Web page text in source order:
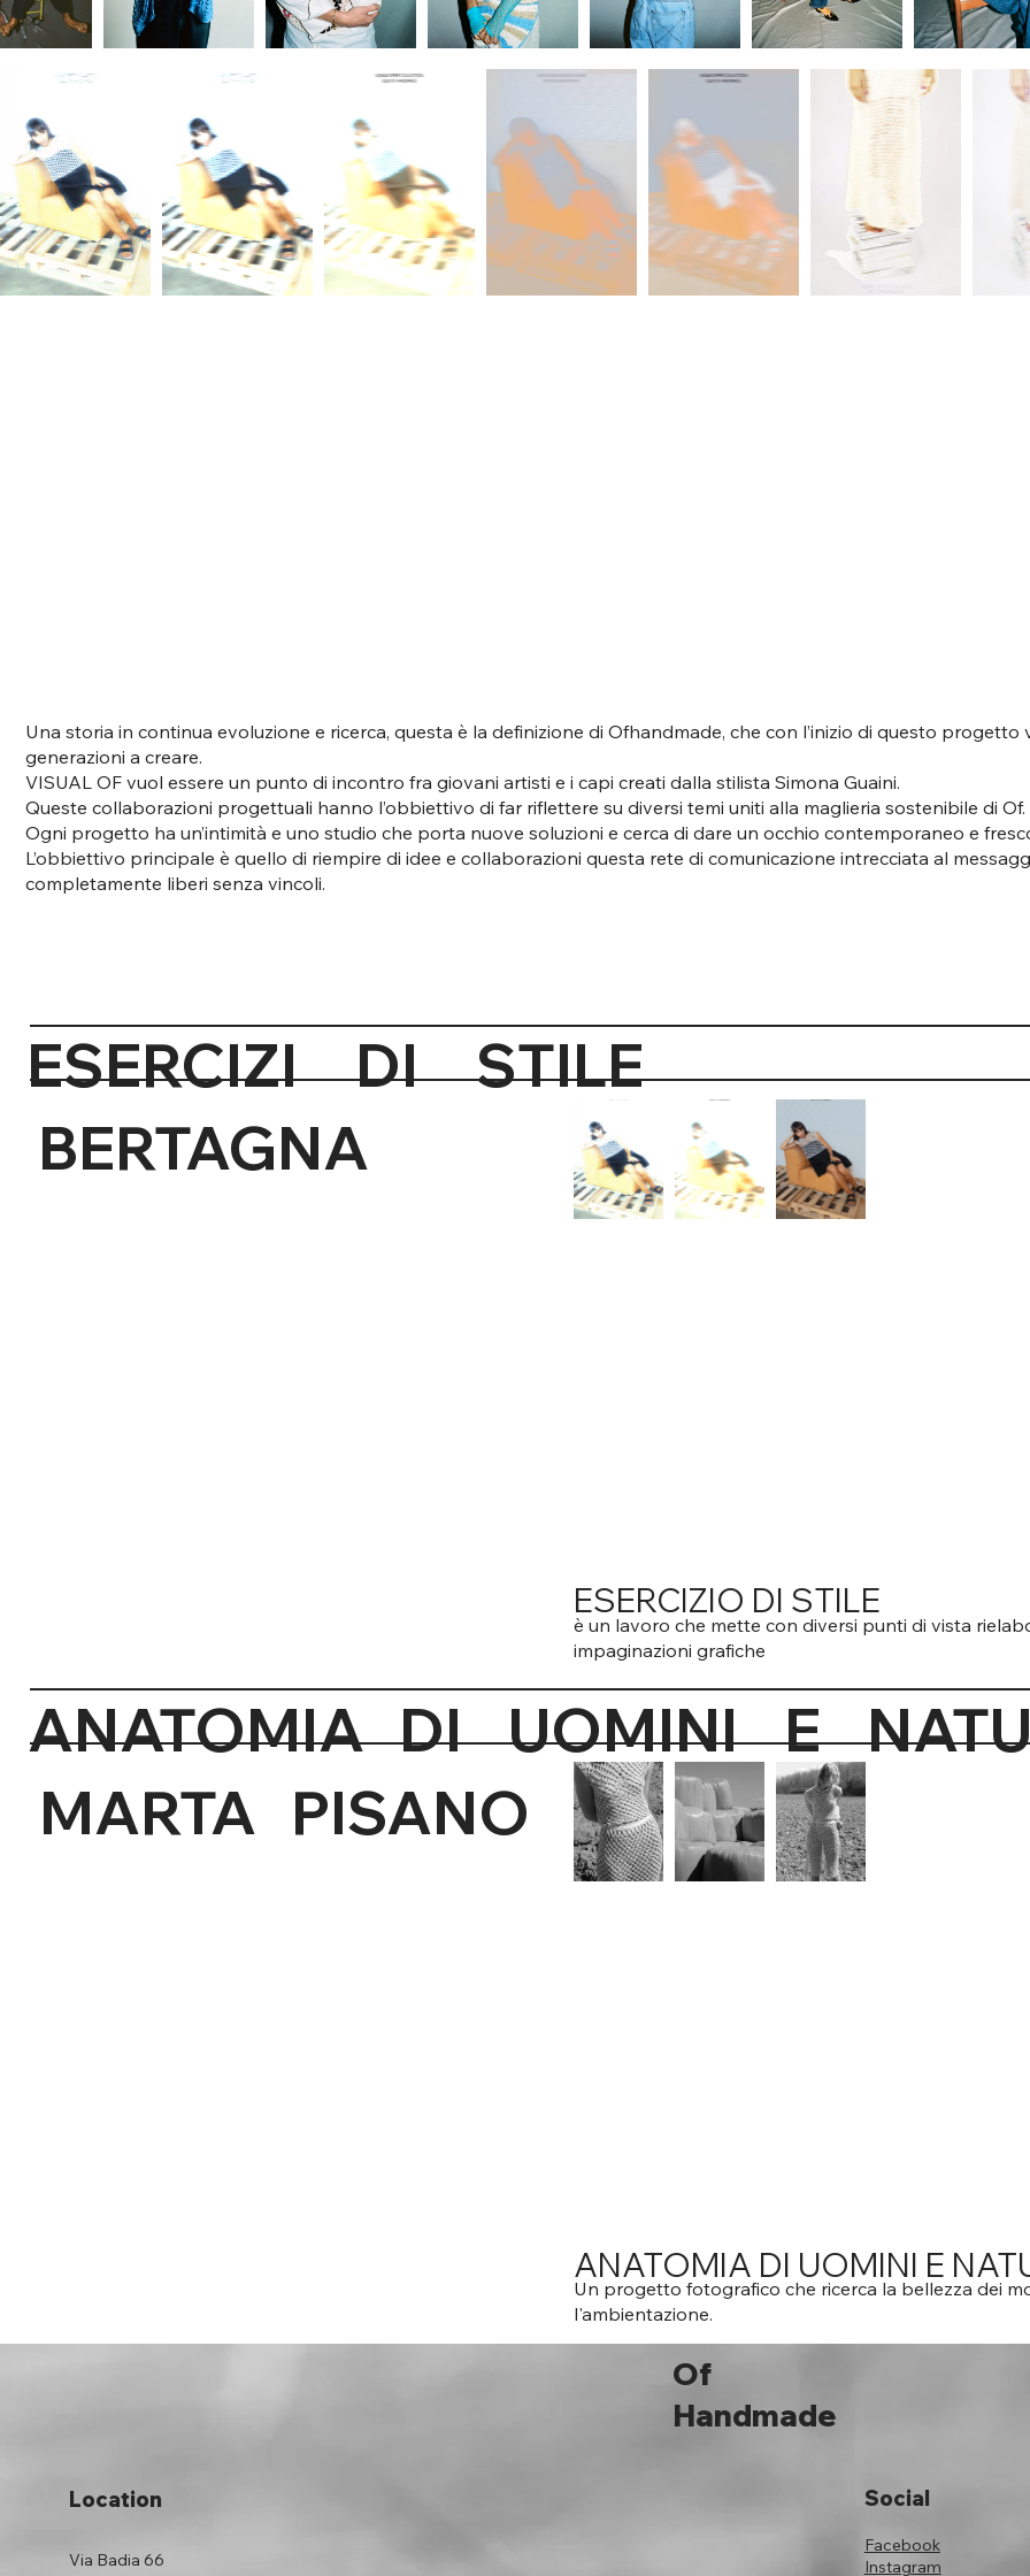
Una storia in continua evoluzione e ricerca, questa è la definizione di Ofhandmade, che con l’inizio di questo
generazioni a creare.
VISUAL OF vuol essere un punto di incontro fra giovani artisti e i capi creati dalla stilista Simona Guaini.
Queste collaborazioni progettuali hanno l’obbiettivo di far riflettere su diversi temi uniti alla maglieria sostenibile di Of.
Ogni progetto ha un’intimità e uno studio che porta nuove soluzioni e cerca di dare un occhio contemporaneo e
L’obbiettivo principale è quello di riempire di idee e collaborazioni questa rete di comunicazione intrecciata al
completamente liberi senza vincoli.
ESERCIZI DI STILE
BERTAGNA
ESERCIZIO DI STILE
è un lavoro che mette con diversi punti di vista
impaginazioni grafiche
ANATOMIA DI UOMINI
MARTA PISANO
ANATOMIA DI UOMINI E
Un progetto fotografico che ricerca la bellezza dei
l'ambientazione.
Of
Handmade
Location
Via Badia 66
Facebook
Instagram
Social